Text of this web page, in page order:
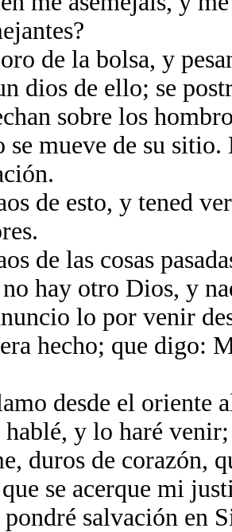
de la bolsa, y
dios de ello; se
sobre los
se mueve de su
de esto, y tened
de las cosas
hay otro Dios, y
lo por venir
hecho; que digo:
desde el oriente
hablé, y lo haré
duros de corazón,
se acerque mi
pondré salvación en